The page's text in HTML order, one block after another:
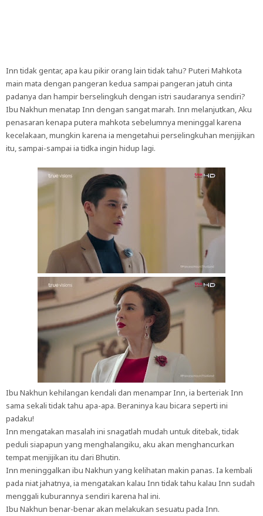
Inn tidak gentar, apa kau pikir orang lain tidak tahu? Puteri Mahkota
main mata dengan pangeran kedua sampai pangeran jatuh cinta
padanya dan hampir berselingkuh dengan istri saudaranya sendiri?
Ibu Nakhun menatap Inn dengan sangat marah. Inn melanjutkan, Aku
penasaran kenapa putera mahkota sebelumnya meninggal karena
kecelakaan, mungkin karena ia mengetahui perselingkuhan menjijikan
itu, sampai-sampai ia tidka ingin hidup lagi.
Ibu Nakhun kehilangan kendali dan menampar Inn, ia berteriak Inn
sama sekali tidak tahu apa-apa. Beraninya kau bicara seperti ini
padaku!
Inn mengatakan masalah ini snagatlah mudah untuk ditebak, tidak
peduli siapapun yang menghalangiku, aku akan menghancurkan
tempat menjijikan itu dari Bhutin.
Inn meninggalkan ibu Nakhun yang kelihatan makin panas. Ia kembali
pada niat jahatnya, ia mengatakan kalau Inn tidak tahu kalau Inn sudah
menggali kuburannya sendiri karena hal ini.
Ibu Nakhun benar-benar akan melakukan sesuatu pada Inn.